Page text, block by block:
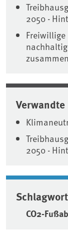
2050 -
2050 -
CO2-